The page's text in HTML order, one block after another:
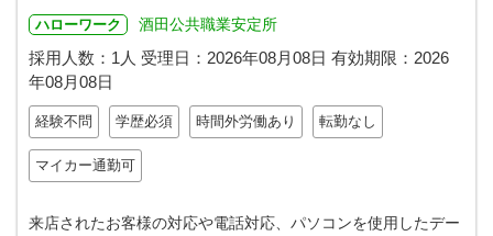
ハローワーク 酒田公共職業安定所
採用人数：1人 受理日： 2026年08月08日 有効期限： 2026
年08月08日
経験不問 学歴必須 時間外労働あり 転勤なし
マイカー通勤可
来店されたお客様の対応や電話対応、パソコンを使用したデー